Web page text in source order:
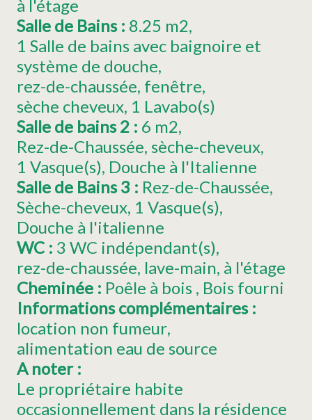
à l'étage
Salle de Bains : 8.25 m2
1 Salle de bains avec baignoire et
système de douche
rez-de-chaussée fenêtre
sèche cheveux 1 Lavabo(s)
Salle de bains 2 : 6 m2
Rez-de-Chaussée sèche-cheveux
1 Vasque(s) Douche à l'Italienne
Salle de Bains 3 : Rez-de-Chaussée
Sèche-cheveux 1 Vasque(s)
Douche à l'italienne
WC : 3 WC indépendant(s)
rez-de-chaussée lave-main à l'étage
Cheminée : Poêle à bois Bois fourni
Informations complémentaires :
location non fumeur
alimentation eau de source
A noter :
Le propriétaire habite
occasionnellement dans la résidence